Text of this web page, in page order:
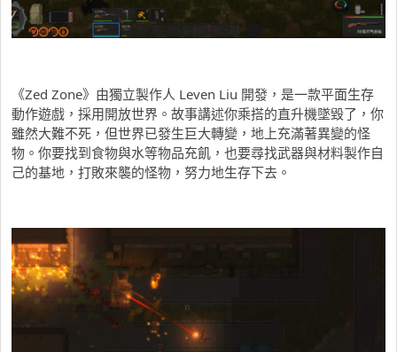
《Zed Zone》由獨立製作人 Leven Liu 開發，是一款平面生存
動作遊戲，採用開放世界。故事講述你乘搭的直升機墜毀了，你
雖然大難不死，但世界已發生巨大轉變，地上充滿著異變的怪
物。你要找到食物與水等物品充飢，也要尋找武器與材料製作自
己的基地，打敗來襲的怪物，努力地生存下去。